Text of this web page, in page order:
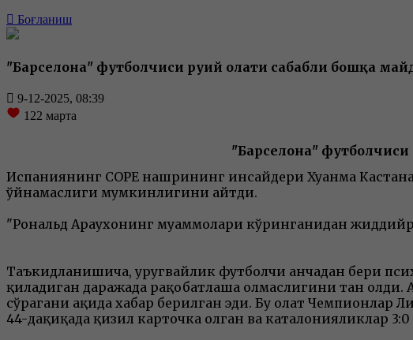
Боғланиш
"Барселона" футболчиси руҳий ҳолати сабабли бошқа
9-12-2025, 08:39
122 марта
"Барселона" футболчиси
Испаниянинг CОPE нашрининг инсайдери Хуанма
ўйнамаслиги мумкинлигини айтди.
"Рональд Араухонинг муаммолари кўринганидан
Таъкидланишича, уругвайлик футболчи анчадан бери
қиладиган даражада рақобатлаша олмаслигини тан олди.
сўрагани ҳақида хабар берилган эди. Бу ҳолат
44-дақиқада қизил карточка олган ва каталонияликлар 3:0